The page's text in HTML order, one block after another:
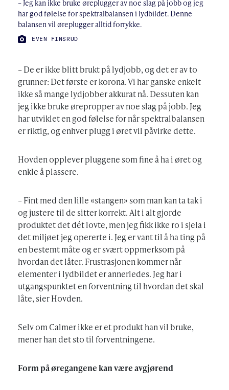
– Jeg kan ikke bruke øreplugger av noe slag på jobb og jeg
har god følelse for spektralbalansen i lydbildet. Denne
balansen vil øreplugger alltid forrykke.
FOTO:
EVEN FINSRUD
– De er ikke blitt brukt på lydjobb, og det er av to
grunner: Det første er korona. Vi har ganske enkelt
ikke så mange lydjobber akkurat nå. Dessuten kan
jeg ikke bruke ørepropper av noe slag på jobb. Jeg
har utviklet en god følelse for når spektralbalansen
er riktig, og enhver plugg i øret vil påvirke dette.
Hovden opplever pluggene som fine å ha i øret og
enkle å plassere.
– Fint med den lille «stangen» som man kan ta tak i
og justere til de sitter korrekt. Alt i alt gjorde
produktet det dét lovte, men jeg fikk ikke ro i sjela i
det miljøet jeg opererte i. Jeg er vant til å ha ting på
en bestemt måte og er svært oppmerksom på
hvordan det låter. Frustrasjonen kommer når
elementer i lydbildet er annerledes. Jeg har i
utgangspunktet en forventning til hvordan det skal
låte, sier Hovden.
Selv om Calmer ikke er et produkt han vil bruke,
mener han det sto til forventningene.
Form på øregangene kan være avgjørend